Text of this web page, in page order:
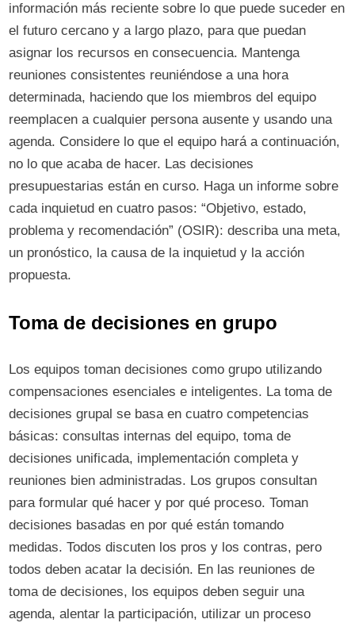
información más reciente sobre lo que puede suceder en
el futuro cercano y a largo plazo, para que puedan
asignar los recursos en consecuencia. Mantenga
reuniones consistentes reuniéndose a una hora
determinada, haciendo que los miembros del equipo
reemplacen a cualquier persona ausente y usando una
agenda. Considere lo que el equipo hará a continuación,
no lo que acaba de hacer. Las decisiones
presupuestarias están en curso. Haga un informe sobre
cada inquietud en cuatro pasos: “Objetivo, estado,
problema y recomendación” (OSIR): describa una meta,
un pronóstico, la causa de la inquietud y la acción
propuesta.
Toma de decisiones en grupo
Los equipos toman decisiones como grupo utilizando
compensaciones esenciales e inteligentes. La toma de
decisiones grupal se basa en cuatro competencias
básicas: consultas internas del equipo, toma de
decisiones unificada, implementación completa y
reuniones bien administradas. Los grupos consultan
para formular qué hacer y por qué proceso. Toman
decisiones basadas en por qué están tomando
medidas. Todos discuten los pros y los contras, pero
todos deben acatar la decisión. En las reuniones de
toma de decisiones, los equipos deben seguir una
agenda, alentar la participación, utilizar un proceso